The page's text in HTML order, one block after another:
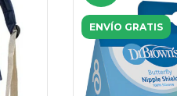
ENVÍO GRATIS